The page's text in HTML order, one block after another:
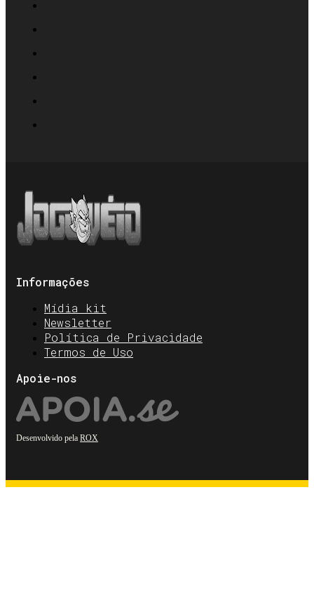
Informações
Mídia kit
Newsletter
Política de Privacidade
Termos de Uso
Apoie-nos
Desenvolvido pela ROX